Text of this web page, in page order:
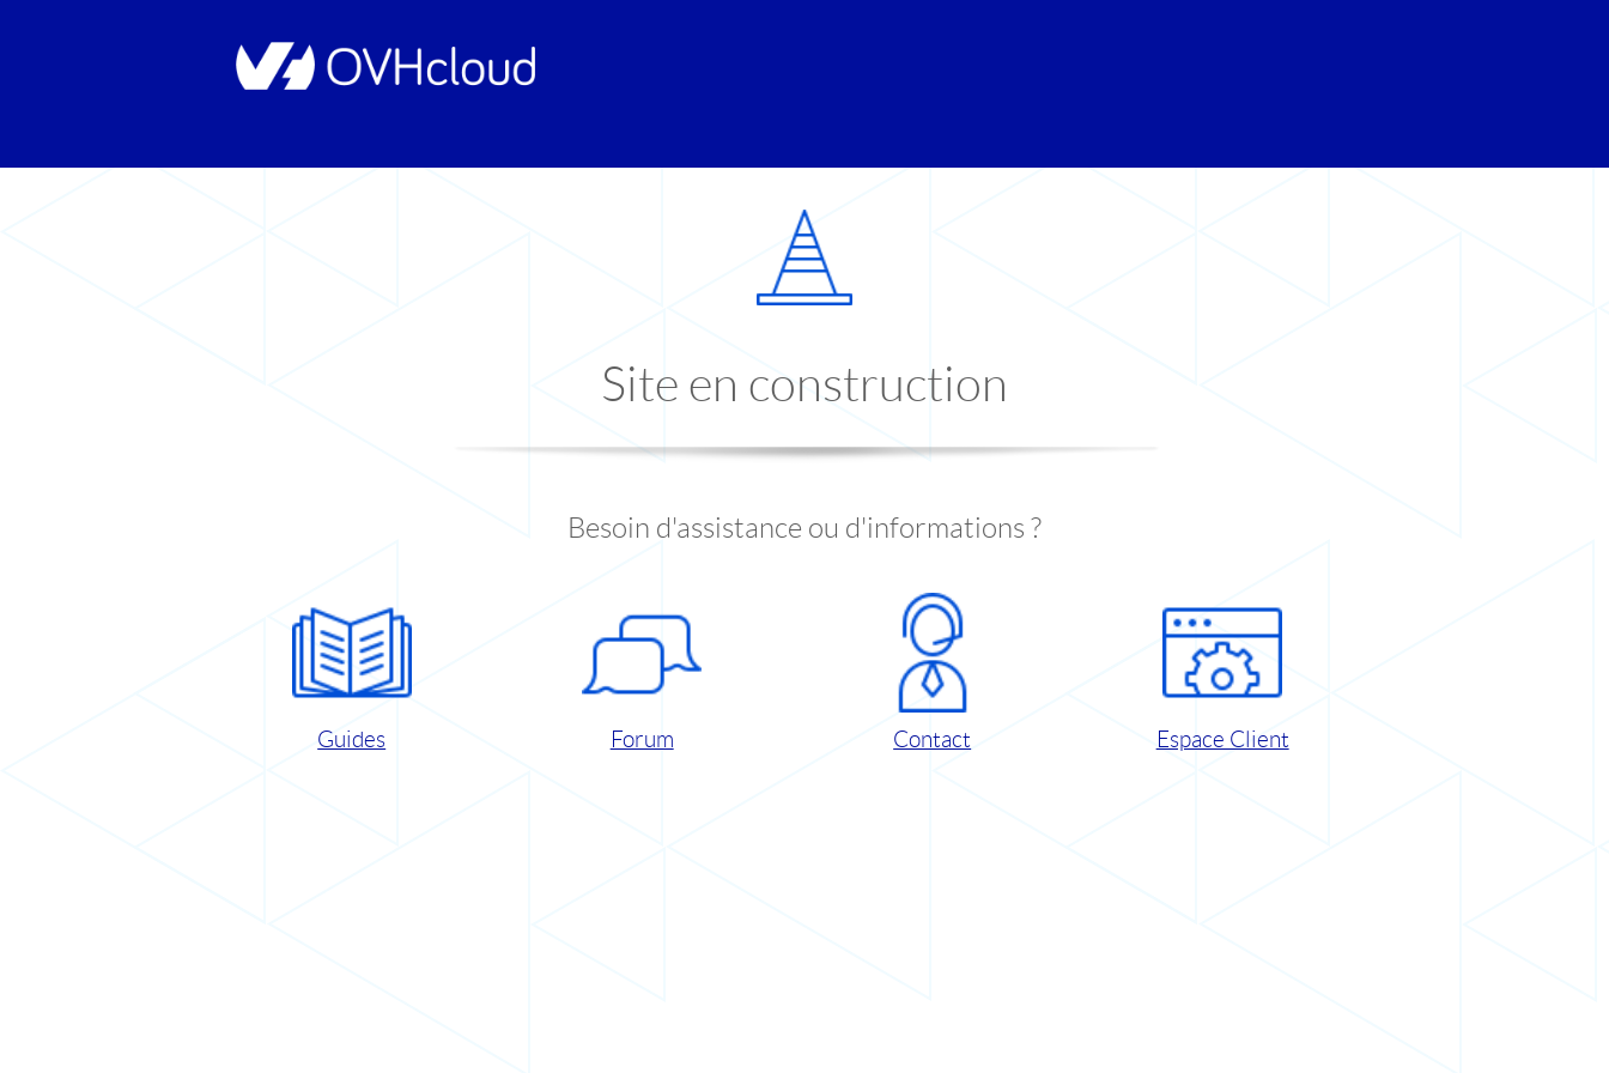
Site en construction
Besoin d'assistance ou d'informations ?
Guides Forum Contact Espace Client